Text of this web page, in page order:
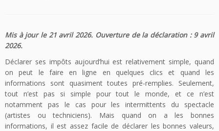
Mis à jour le 21 avril 2026. Ouverture de la déclaration : 9 avril
2026.
Déclarer ses impôts aujourd’hui est relativement simple, quand
on peut le faire en ligne en quelques clics et quand les
informations sont quasiment toutes pré-remplies. Seulement,
tout n’est pas si simple pour tout le monde, et ce n’est
notamment pas le cas pour les intermittents du spectacle
(artistes ou techniciens). Mais quand on a les bonnes
informations, il est assez facile de déclarer les bonnes valeurs,